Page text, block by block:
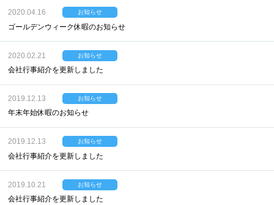
2020.04.16 お知らせ
ゴールデンウィーク休暇のお知らせ
2020.02.21 お知らせ
会社行事紹介を更新しました
2019.12.13 お知らせ
年末年始休暇のお知らせ
2019.12.13 お知らせ
会社行事紹介を更新しました
2019.10.21 お知らせ
会社行事紹介を更新しました